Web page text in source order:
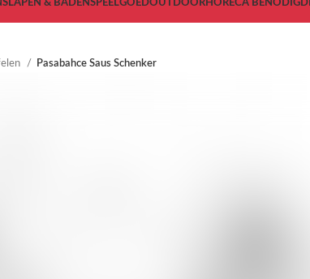
SLAPEN & BADENSPEELGOEDOUTDOORHORECA
Pasabahce Saus Schenker